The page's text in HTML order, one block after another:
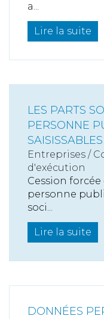
a...
Lire la suite
LES PARTS
PERSONNE
SAISISSABLES
Entreprises /
d'exécution
Cession
personne
soci...
Lire la suite
DONNÉES